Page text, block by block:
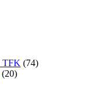
TFK (74)
(20)